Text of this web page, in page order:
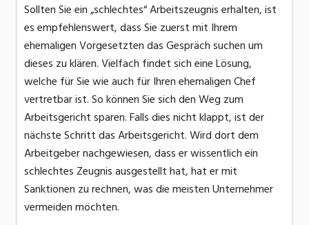
Sollten Sie ein „schlechtes“ Arbeitszeugnis erhalten, ist
es empfehlenswert, dass Sie zuerst mit Ihrem
ehemaligen Vorgesetzten das Gespräch suchen um
dieses zu klären. Vielfach findet sich eine Lösung,
welche für Sie wie auch für Ihren ehemaligen Chef
vertretbar ist. So können Sie sich den Weg zum
Arbeitsgericht sparen. Falls dies nicht klappt, ist der
nächste Schritt das Arbeitsgericht. Wird dort dem
Arbeitgeber nachgewiesen, dass er wissentlich ein
schlechtes Zeugnis ausgestellt hat, hat er mit
Sanktionen zu rechnen, was die meisten Unternehmer
vermeiden möchten.